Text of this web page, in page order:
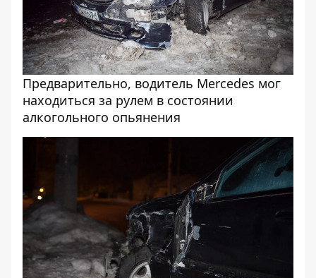
Предварительно, водитель Mercedes мог
находиться за рулем в состоянии
алкогольного опьянения